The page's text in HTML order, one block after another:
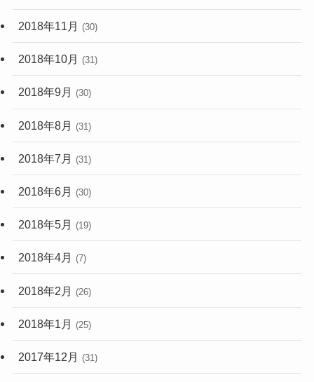
2018年11月 (30)
2018年10月 (31)
2018年9月 (30)
2018年8月 (31)
2018年7月 (31)
2018年6月 (30)
2018年5月 (19)
2018年4月 (7)
2018年2月 (26)
2018年1月 (25)
2017年12月 (31)